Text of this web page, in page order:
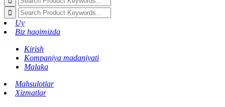
Uy
Biz haqimizda
Kirish
Kompaniya madaniyati
Malaka
Mahsulotlar
Xizmatlar